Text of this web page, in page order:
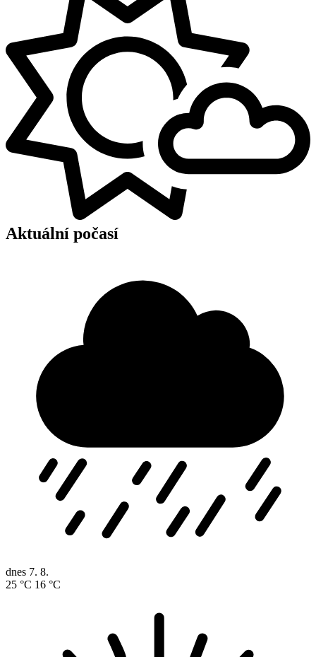
Aktuální počasí
dnes 7. 8.
25 °C 16 °C